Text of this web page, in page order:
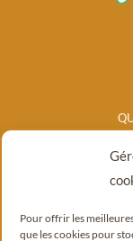
Pour offrir les
que les cookies pour